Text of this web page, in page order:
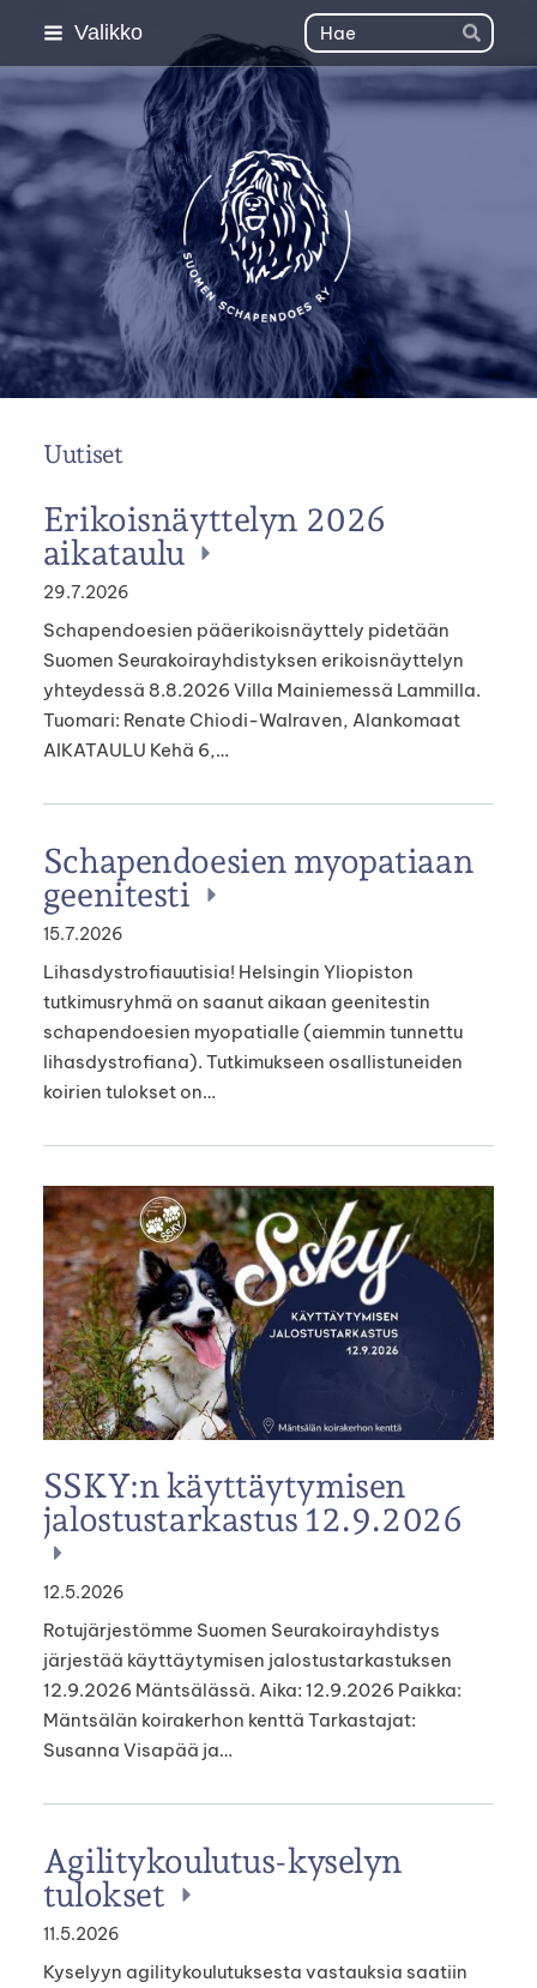
Siirry
sisältöön
Valikko Haku
Hae
Suomen Schapendoes
Uutiset
Erikoisnäyttelyn 2026
aikataulu
29.7.2026
Schapendoesien pääerikoisnäyttely pidetään
Suomen Seurakoirayhdistyksen erikoisnäyttelyn
yhteydessä 8.8.2026 Villa Mainiemessä Lammilla.
Tuomari: Renate Chiodi-Walraven, Alankomaat
AIKATAULU Kehä 6,…
Schapendoesien myopatiaan
geenitesti
15.7.2026
Lihasdystrofiauutisia! Helsingin Yliopiston
tutkimusryhmä on saanut aikaan geenitestin
schapendoesien myopatialle (aiemmin tunnettu
lihasdystrofiana). Tutkimukseen osallistuneiden
koirien tulokset on…
SSKY:n käyttäytymisen
jalostustarkastus 12.9.2026
12.5.2026
Rotujärjestömme Suomen Seurakoirayhdistys
järjestää käyttäytymisen jalostustarkastuksen
12.9.2026 Mäntsälässä. Aika: 12.9.2026 Paikka:
Mäntsälän koirakerhon kenttä Tarkastajat:
Susanna Visapää ja…
Agilitykoulutus-kyselyn
tulokset
11.5.2026
Kyselyyn agilitykoulutuksesta vastauksia saatiin